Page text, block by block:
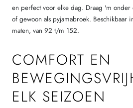
en perfect voor elke dag. Draag 'm
of gewoon als pyjamabroek. Beschikbaar
maten, van 92 t/m 152.
COMFORT EN
ELK SEIZOEN